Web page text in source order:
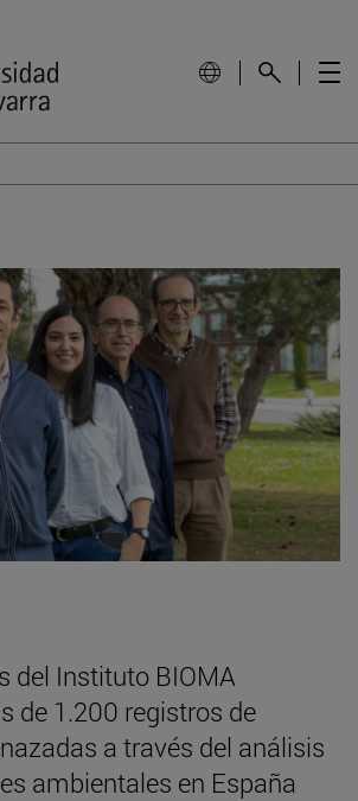
del Instituto BIOMA
de 1.200 registros de
a través del análisis
ambientales en España